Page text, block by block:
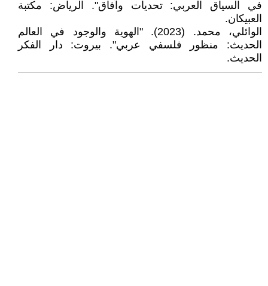
في السياق العربي: تحديات وآفاق". الرياض: مكتبة
العبيكان.
الوائلي، محمد. (2023). "الهوية والوجود في العالم
الحديث: منظور فلسفي عربي". بيروت: دار الفكر
الحديث.